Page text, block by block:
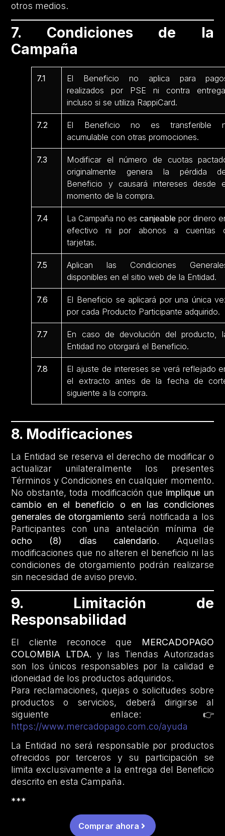
otros medios.
7. Condiciones de la
Campaña
7.1
El Beneficio no aplica para
realizados por PSE ni contra
incluso si se utiliza RappiCard.
7.2
El Beneficio no es transferible
acumulable con otras promociones.
7.3
Modificar el número de cuotas
originalmente genera la pérdida
Beneficio y causará intereses desde
momento de la compra.
7.4 La Campaña no escanjeable por dinero
efectivo ni por abonos a cuentas
tarjetas.
7.5
Aplican las Condiciones
disponibles en el sitio web de la Entidad.
7.6
El Beneficio se aplicará por una única
por cada Producto Participante adquirido.
7.7
En caso de devolución del producto,
Entidad no otorgará el Beneficio.
7.8
El ajuste de intereses se verá reflejado
el extracto antes de la fecha de
siguiente a la compra.
8. Modificaciones
La Entidad se reserva el derecho de modificar o
actualizar unilateralmente los presentes
Términos y Condiciones en cualquier momento.
No obstante, toda modificación que implique un
cambio en el beneficio o en las condiciones
generales de otorgamiento será notificada a los
Participantes con una antelación mínima de
ocho (8) días calendario. Aquellas
modificaciones que no alteren el beneficio ni las
condiciones de otorgamiento podrán realizarse
sin necesidad de aviso previo.
9. Limitación de
Responsabilidad
El cliente reconoce que
MERCADOPAGO
COLOMBIA LTDA. y las Tiendas Autorizadas
son los únicos responsables por la calidad e
idoneidad de los productos adquiridos.
Para reclamaciones, quejas o solicitudes sobre
productos o servicios, deberá dirigirse al
siguiente enlace: 👉
https://www.mercadopago.com.co/ayuda
La Entidad no será responsable por productos
ofrecidos por terceros y su participación se
limita exclusivamente a la entrega del Beneficio
descrito en esta Campaña.
***
Comprar ahora